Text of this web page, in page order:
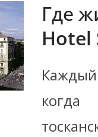
Где
Hotel
когда